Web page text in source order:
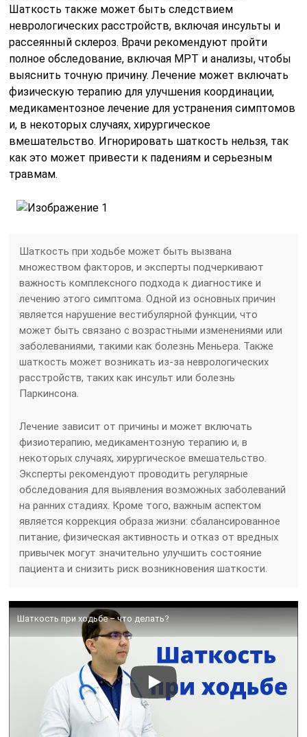
Шаткость также может быть следствием
неврологических расстройств, включая инсульты и
рассеянный склероз. Врачи рекомендуют пройти
полное обследование, включая МРТ и анализы, чтобы
выяснить точную причину. Лечение может включать
физическую терапию для улучшения координации,
медикаментозное лечение для устранения симптомов
и, в некоторых случаях, хирургическое
вмешательство. Игнорировать шаткость нельзя, так
как это может привести к падениям и серьезным
травмам.
Шаткость при ходьбе может быть вызвана
множеством факторов, и эксперты подчеркивают
важность комплексного подхода к диагностике и
лечению этого симптома. Одной из основных причин
является нарушение вестибулярной функции, что
может быть связано с возрастными изменениями или
заболеваниями, такими как болезнь Меньера. Также
шаткость может возникать из-за неврологических
расстройств, таких как инсульт или болезнь
Паркинсона.
Лечение зависит от причины и может включать
физиотерапию, медикаментозную терапию и, в
некоторых случаях, хирургическое вмешательство.
Эксперты рекомендуют проводить регулярные
обследования для выявления возможных заболеваний
на ранних стадиях. Кроме того, важным аспектом
является коррекция образа жизни: сбалансированное
питание, физическая активность и отказ от вредных
привычек могут значительно улучшить состояние
пациента и снизить риск возникновения шаткости.
Шаткость при ходьбе – что делать?